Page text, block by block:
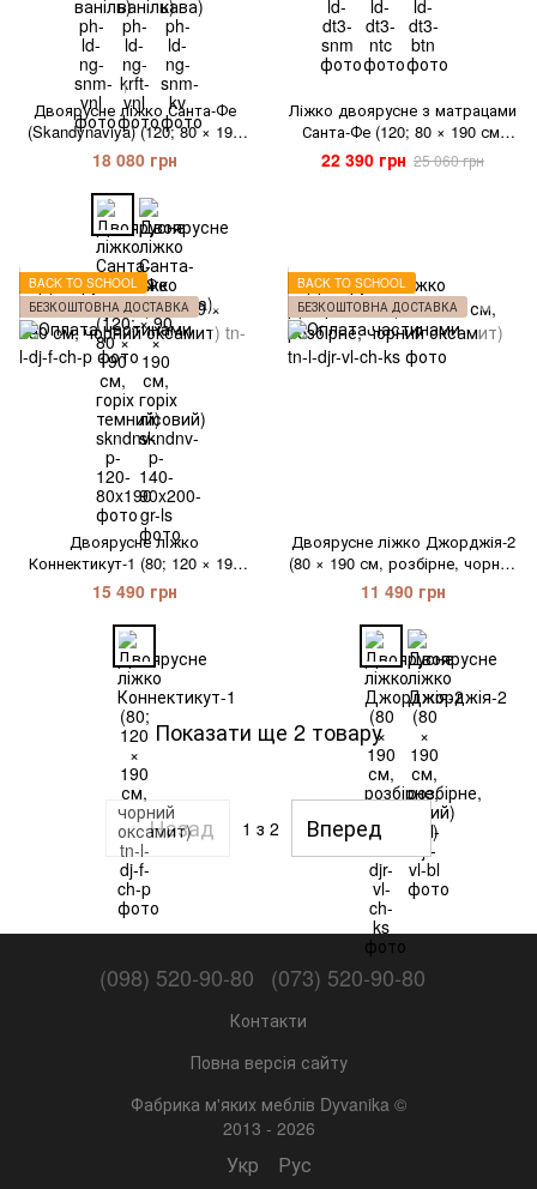
1
Двоярусне ліжко Санта-Фе
(Skandynaviya) (120; 80 × 190
см, горіх темний)
18 080 грн
Ліжко двоярусне з матрацами
Санта-Фе (120; 80 × 190 см,
Bonnel, дерев'яний масив,
горіх темний)
22 390 грн 25 060 грн
BACK TO SCHOOL
БЕЗКОШТОВНА ДОСТАВКА
Двоярусне ліжко
Коннектикут-1 (80; 120 × 190
см, чорний оксамит)
15 490 грн
BACK TO SCHOOL
БЕЗКОШТОВНА ДОСТАВКА
Двоярусне ліжко Джорджія-2
(80 × 190 см, розбірне, чорний
оксамит)
11 490 грн
Показати ще 2 товару
Назад 1 з 2 Вперед
(098) 520-90-80 (073) 520-90-80
Контакти
Повна версія сайту
Фабрика м'яких меблів Dyvanika ©
2013 - 2026
Укр Рус